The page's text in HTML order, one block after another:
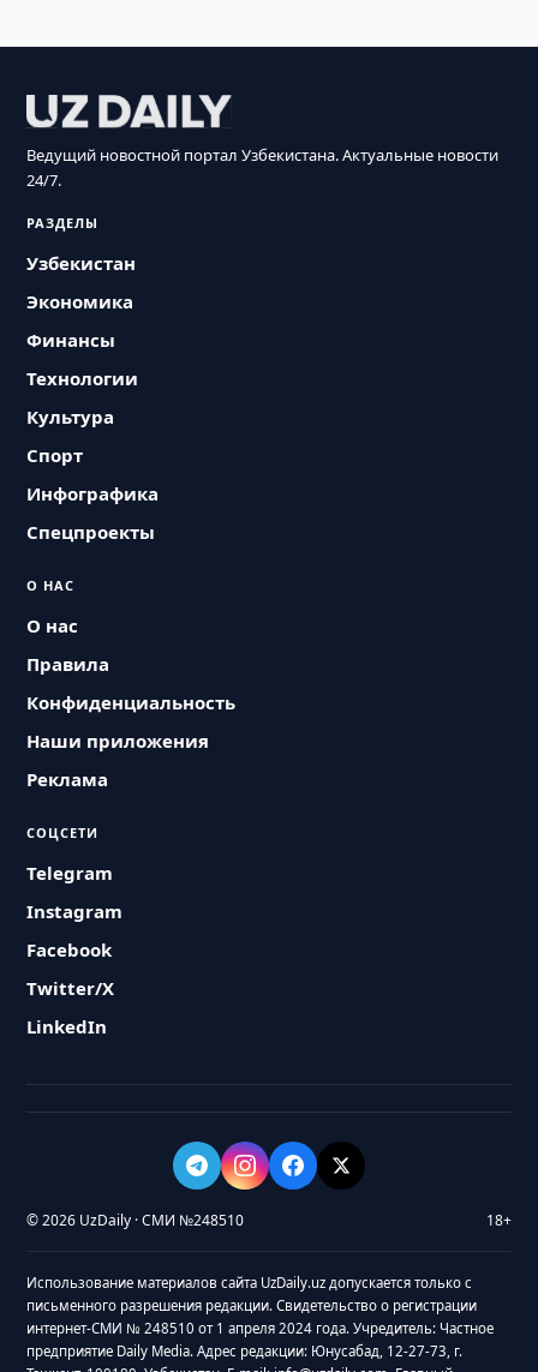
Ведущий новостной портал Узбекистана. Актуальные новости
24/7.
РАЗДЕЛЫ
Узбекистан
Экономика
Финансы
Технологии
Культура
Спорт
Инфографика
Спецпроекты
О НАС
О нас
Правила
Конфиденциальность
Наши приложения
Реклама
СОЦСЕТИ
Telegram
Instagram
Facebook
Twitter/X
LinkedIn
© 2026 UzDaily · СМИ №248510 18+
Использование материалов сайта UzDaily.uz допускается только с
письменного разрешения редакции. Свидетельство о регистрации
интернет-СМИ № 248510 от 1 апреля 2024 года. Учредитель: Частное
предприятие Daily Media. Адрес редакции: Юнусабад, 12-27-73, г.